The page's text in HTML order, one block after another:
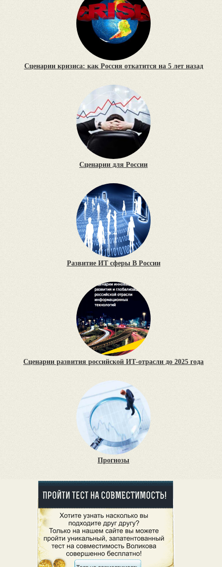
Сценарии кризиса: как Россия откатится на 5 лет назад
Сценарии для России
Развитие ИТ сферы В России
Сценарии развития российской ИТ-отрасли до 2025 года
Прогнозы